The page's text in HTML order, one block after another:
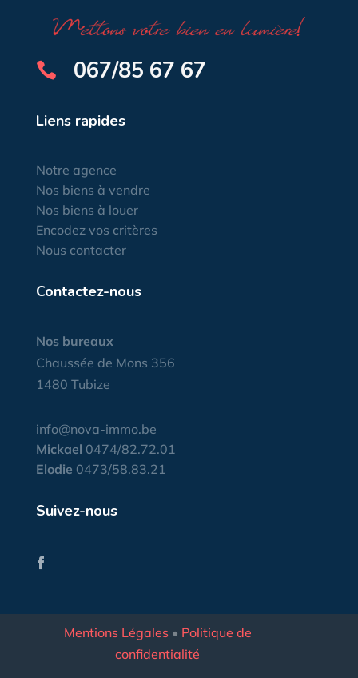
 067/85 67 67
Liens rapides
Notre agence
Nos biens à vendre
Nos biens à louer
Encodez vos critères
Nous contacter
Contactez-nous
Nos bureaux
Chaussée de Mons 356
1480 Tubize
info@nova-immo.be
Mickael 0474/82.72.01
Elodie 0473/58.83.21
Suivez-nous
Mentions Légales• Politique de
confidentialité